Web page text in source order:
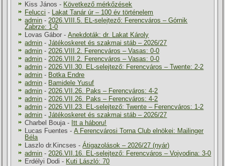
Kiss János - Következő mérkőzések
Felucci - Lakat Tanár úr – 100 év történelem
admin -2026.VIII.5. EL-selejtező: Ferencváros – Górnik
Zabrze: 1-0
Lovas Gábor -Anekdoták: dr. Lakat Károly
admin -Játékoskeret és szakmai stáb – 2026/27
admin -2026.VIII.2. Ferencváros – Vasas: 0-0
admin -2026.VIII.2. Ferencváros – Vasas: 0-0
admin -2026.VII.30. EL-selejtező: Ferencváros – Twente: 2-2
admin - Botka Endre
admin - Bamidele Yusuf
admin -2026.VII.26. Paks – Ferencváros: 4-2
admin -2026.VII.26. Paks – Ferencváros: 4-2
admin -2026.VII.23. EL-selejtező: Twente – Ferencváros: 1-2
admin -Játékoskeret és szakmai stáb – 2026/27
Charbel Bouja- Itt a háboru!
Lucas Fuentes -A Ferencvárosi Torna Club elnökei: Mailinger
Béla
Laszlo dr.Kincses -Átigazolások – 2026/27 (nyár)
admin -2026.VII.16. EL-selejtező: Ferencváros – Vojvodina: 3-0
Erdélyi Dodi - Kuti László: 70